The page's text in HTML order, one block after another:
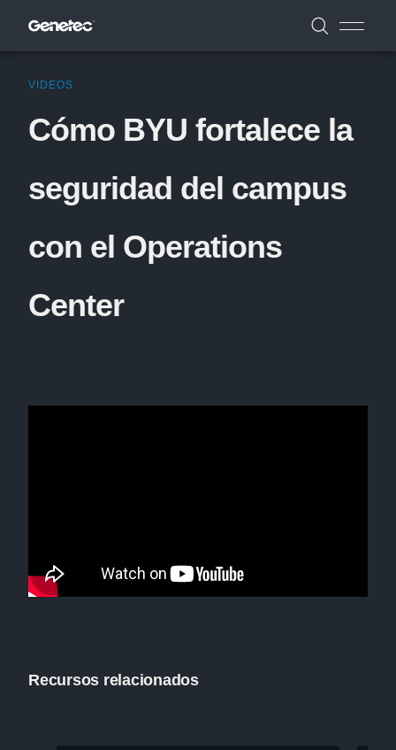
VIDEOS
Cómo BYU fortalece la
seguridad del campus
con el Operations
Center
Recursos relacionados